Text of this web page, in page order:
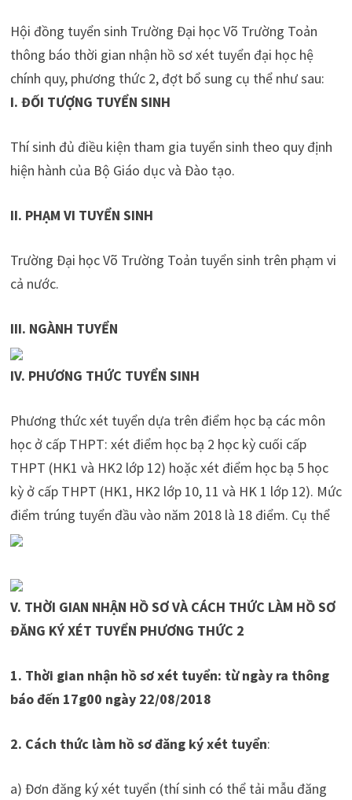
Hội đồng tuyển sinh Trường Đại học Võ Trường Toản
thông báo thời gian nhận hồ sơ xét tuyển đại học hệ
chính quy, phương thức 2, đợt bổ sung cụ thể như sau:
I. ĐỐI TƯỢNG TUYỂN SINH
Thí sinh đủ điều kiện tham gia tuyển sinh theo quy định
hiện hành của Bộ Giáo dục và Đào tạo.
II. PHẠM VI TUYỂN SINH
Trường Đại học Võ Trường Toản tuyển sinh trên phạm vi
cả nước.
III. NGÀNH TUYỂN
IV. PHƯƠNG THỨC TUYỂN SINH
Phương thức xét tuyển dựa trên điểm học bạ các môn
học ở cấp THPT: xét điểm học bạ 2 học kỳ cuối cấp
THPT (HK1 và HK2 lớp 12) hoặc xét điểm học bạ 5 học
kỳ ở cấp THPT (HK1, HK2 lớp 10, 11 và HK 1 lớp 12). Mức
điểm trúng tuyển đầu vào năm 2018 là 18 điểm. Cụ thể
V. THỜI GIAN NHẬN HỒ SƠ VÀ CÁCH THỨC LÀM HỒ SƠ
ĐĂNG KÝ XÉT TUYỂN PHƯƠNG THỨC 2
1. Thời gian nhận hồ sơ xét tuyển: từ ngày ra thông
báo đến 17g00 ngày 22/08/2018
2. Cách thức làm hồ sơ đăng ký xét tuyển:
a) Đơn đăng ký xét tuyển (thí sinh có thể tải mẫu đăng